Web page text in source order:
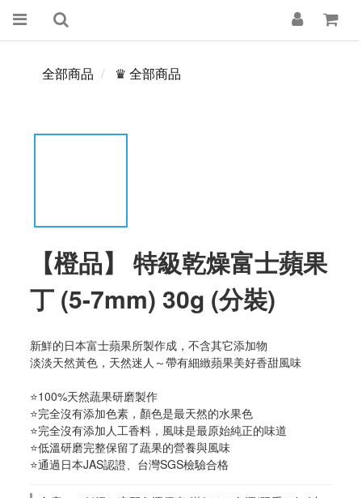
全部商品 ♛ 全部商品
【橙品】 特級乾燥富士蘋果
丁 (5-7mm) 30g (分裝)
新鮮的日本富士蘋果所製作成，不含其它添加物
淡淡天然黃色，天然迷人～帶有細緻蘋果美好香甜風味
⭐100%天然蔬果研磨製作
⭐完全沒有添加色素，顏色是最天然的水果色
⭐完全沒有添加人工香料，風味是最原始純正的味道
⭐低溫研磨完整保留了蔬果的營養與風味
⭐通過日本JAS認證、台灣SGS檢驗合格